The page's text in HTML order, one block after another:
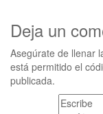
Deja un
Asegúrate de llenar
está permitido el
publicada.